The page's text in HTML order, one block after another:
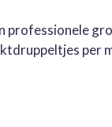
professionele
per